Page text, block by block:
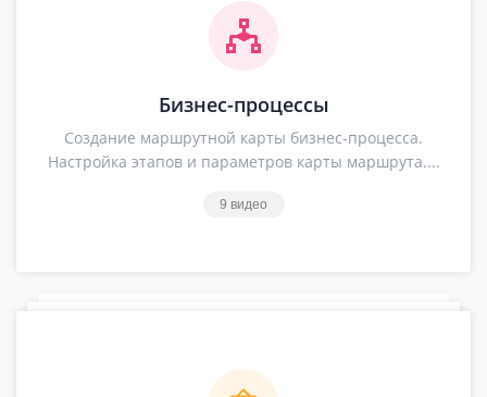
Бизнес-процессы
Создание маршрутной карты бизнес-процесса.
Настройка этапов и параметров карты маршрута....
9 видео